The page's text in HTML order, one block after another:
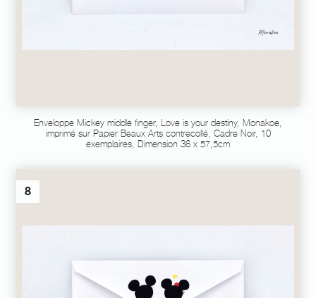
Enveloppe Mickey middle finger, Love is your destiny, Monakoe,
imprimé sur Papier Beaux Arts contrecollé, Cadre Noir, 10
exemplaires, Dimension 36 x 57,5cm
8